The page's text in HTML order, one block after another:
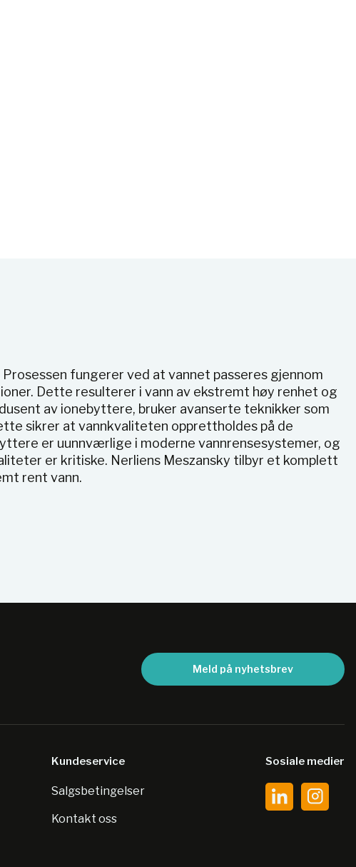
fungerer ved at vannet passeres gjennom
Dette resulterer i vann av ekstremt høy renhet og
av ionebyttere, bruker avanserte teknikker som
sikrer at vannkvaliteten opprettholdes på de
er uunnværlige i moderne vannrensesystemer, og
er kritiske. Nerliens Meszansky tilbyr et komplett
rent vann.
Meld på nyhetsbrev
Kundeservice
Salgsbetingelser
Kontakt oss
Sosiale medier